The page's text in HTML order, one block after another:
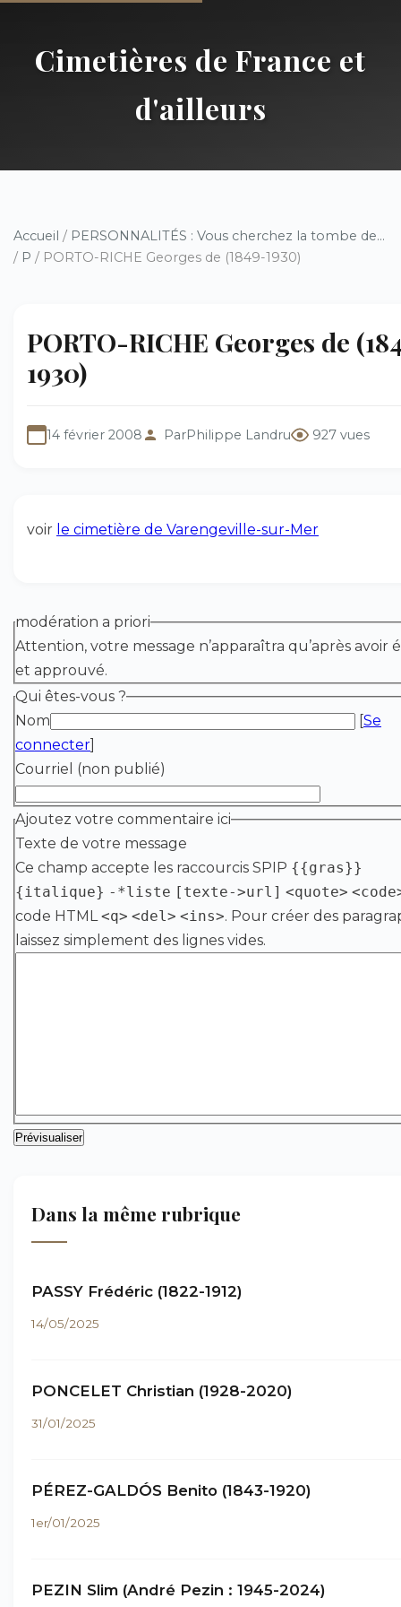
Cimetières de France et
d'ailleurs
Accueil / PERSONNALITÉS : Vous cherchez la tombe de...
/ P / PORTO-RICHE Georges de (1849-1930)
PORTO-RICHE Georges de
1930)
14 février 2008 ParPhilippe Landru 927 vues
voir le cimetière de Varengeville-sur-Mer
modération a priori
Attention, votre message n’apparaîtra qu’après avoir
et approuvé.
Qui êtes-vous ?
Nom
[Se
connecter]
Courriel (non publié)
Ajoutez votre commentaire ici
Texte de votre message
Ce champ accepte les raccourcis SPIP {{gras}}
{italique} -*liste [texte->url] <quote>
code HTML<q> <del> <ins>. Pour créer des
laissez simplement des lignes vides.
Dans la même rubrique
PASSY Frédéric (1822-1912)
14/05/2025
PONCELET Christian (1928-2020)
31/01/2025
PÉREZ-GALDÓS Benito (1843-1920)
1er/01/2025
PEZIN Slim (André Pezin : 1945-2024)